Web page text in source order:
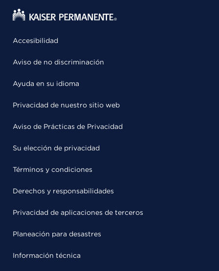
Accesibilidad
Aviso de no discriminación
Ayuda en su idioma
Privacidad de nuestro sitio web
Aviso de Prácticas de Privacidad
Su elección de privacidad
Términos y condiciones
Derechos y responsabilidades
Privacidad de aplicaciones de terceros
Planeación para desastres
Información técnica